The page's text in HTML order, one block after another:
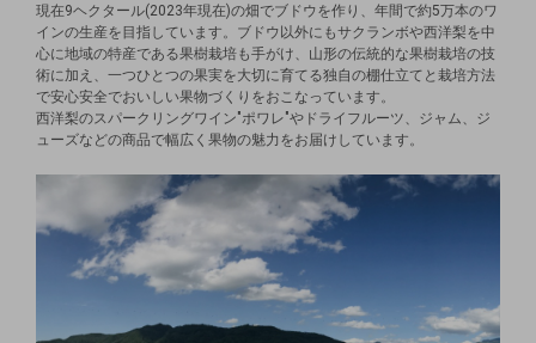
現在9ヘクタール(2023年現在)の畑でブドウを作り、年間で約5万本のワ
インの生産を目指しています。ブドウ以外にもサクランボや西洋梨を中
心に地域の特産である果樹栽培も手がけ、山形の伝統的な果樹栽培の技
術に加え、一つひとつの果実を大切に育てる独自の棚仕立てと栽培方法
で安心安全でおいしい果物づくりをおこなっています。
西洋梨のスパークリングワイン"ポワレ"やドライフルーツ、ジャム、ジ
ューズなどの商品で幅広く果物の魅力をお届けしています。